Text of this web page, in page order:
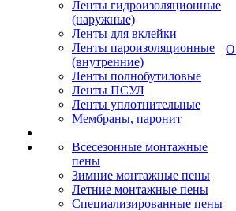
Ленты гидроизоляционные
(наружные)
Ленты для вклейки
Ленты пароизоляционные
(внутренние)
Ленты полнобутиловые
Ленты ПСУЛ
Ленты уплотнительные
Мембраны, паронит
Всесезонные монтажные
пены
Зимние монтажные пены
Летние монтажные пены
Специализированные пены
О